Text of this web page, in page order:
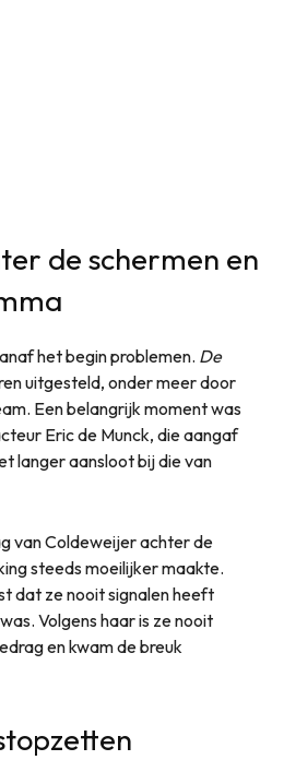
de schermen en
het begin problemen. De
uitgesteld, onder meer door
Een belangrijk moment was
Eric de Munck, die aangaf
langer aansloot bij die van
van Coldeweijer achter de
steeds moeilijker maakte.
dat ze nooit signalen heeft
Volgens haar is ze nooit
en kwam de breuk